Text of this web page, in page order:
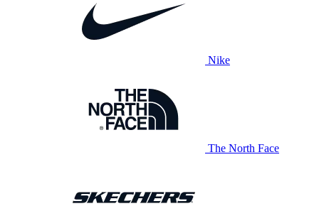
Nike
The North Face